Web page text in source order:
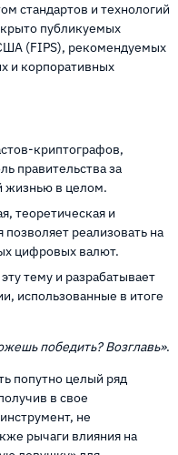
стандартов и технологий
публикуемых
(FIPS), рекомендуемых
и корпоративных
криптографов,
правительства за
жизнью в целом.
теоретическая и
позволяет реализовать на
цифровых валют.
тему и разрабатывает
использованные в итоге
победить? Возглавь».
попутно целый ряд
в свое
не
рычаги влияния на